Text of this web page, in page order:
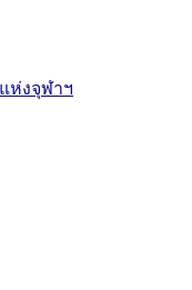
ห่งจุฬาฯ